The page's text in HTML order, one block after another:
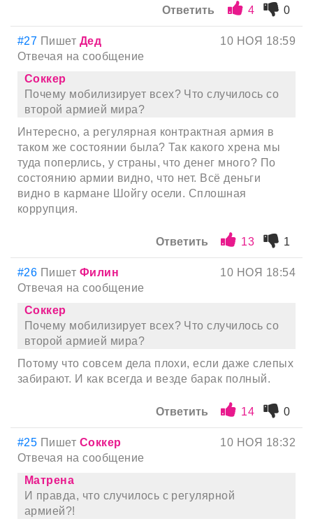
Ответить 4 0
#27 Пишет Дед
10 НОЯ 18:59
Отвечая на сообщение
Соккер
Почему мобилизирует всех? Что случилось со
второй армией мира?
Интересно, а регулярная контрактная армия в
таком же состоянии была? Так какого хрена мы
туда поперлись, у страны, что денег много? По
состоянию армии видно, что нет. Всё деньги
видно в кармане Шойгу осели. Сплошная
коррупция.
Ответить 13 1
#26 Пишет Филин
10 НОЯ 18:54
Отвечая на сообщение
Соккер
Почему мобилизирует всех? Что случилось со
второй армией мира?
Потому что совсем дела плохи, если даже слепых
забирают. И как всегда и везде барак полный.
Ответить 14 0
#25 Пишет Соккер
10 НОЯ 18:32
Отвечая на сообщение
Матрена
И правда, что случилось с регулярной
армией?!